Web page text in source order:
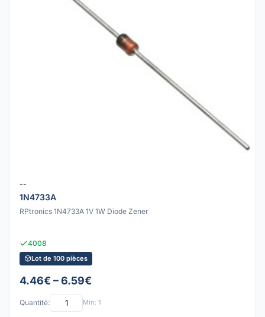
--
1N4733A
RPtronics 1N4733A 1V 1W Diode Zener
4008
Lot de 100 pièces
4.46€ – 6.59€
Quantité: Min: 1